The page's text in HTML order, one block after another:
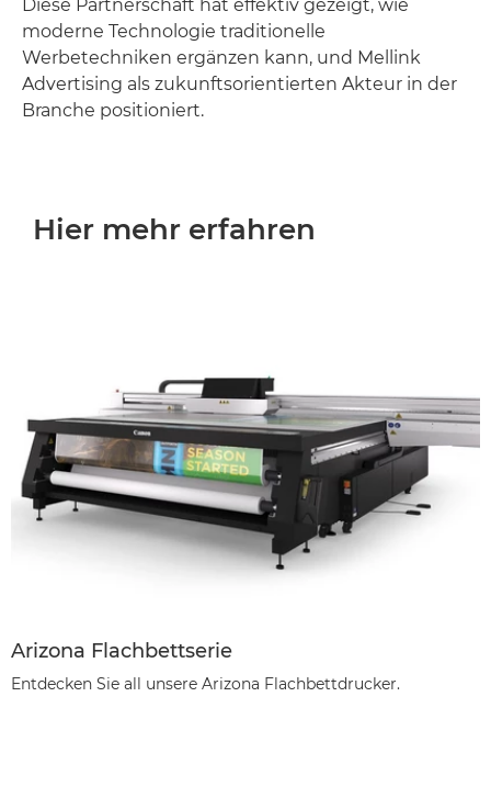
Diese Partnerschaft hat effektiv gezeigt, wie
moderne Technologie traditionelle
Werbetechniken ergänzen kann, und Mellink
Advertising als zukunftsorientierten Akteur in der
Branche positioniert.
Hier mehr erfahren
Arizona Flachbettserie
Entdecken Sie all unsere Arizona Flachbettdrucker.